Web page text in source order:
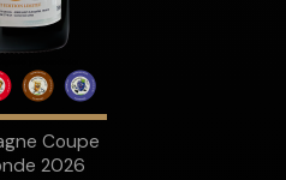
Coupe
2026